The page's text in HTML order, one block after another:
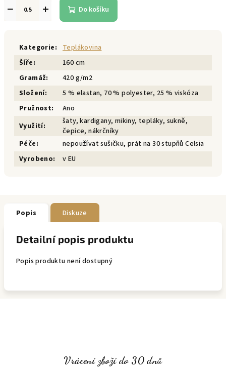
+
− Do košíku
Kategorie: Teplákovina
Šíře:
160 cm
Gramáž:
420 g/m2
Složení:
5 % elastan, 70 % polyester, 25 % viskóza
Pružnost:
Ano
Využití:
šaty, kardigany, mikiny, tepláky, sukně,
čepice, nákrčníky
Péče:
nepoužívat sušičku, prát na 30 stupňů Celsia
Vyrobeno: v EU
Vrácení zboží do 30 dnů
Popis Diskuze
Detailní popis produktu
Popis produktu není dostupný